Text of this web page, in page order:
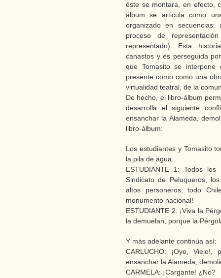
éste se montara, en efecto,
álbum se articula como
organizado en
proceso de
representado). Esta
canastos y es perseguida
que Tomasito se
presente como como una
virtualidad teatral, de la
De hecho, el libro-álbum
desarrolla el siguiente
ensanchar la Alameda,
libro-álbum:
Los estudiantes y Tomasito
la pila de agua.
ESTUDIANTE 1: Todos
Sindicato de Peluqueros,
altos personeros, todo
monumento nacional!
ESTUDIANTE 2: ¡Viva la
la demuelan, porque la
Y más adelante continúa así:
CARLUCHO: ¡Oye,
ensanchar la Alameda,
CARMELA: ¡Cargante! ¿No?